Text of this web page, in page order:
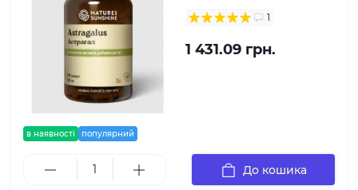
в наявності популярний
1
1 431.09 грн.
До кошика